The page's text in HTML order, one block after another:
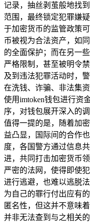
记录，抽丝剥茧般地找
范围，最终锁定犯罪嫌
于加密货币的监管政策
币被视为合法资产，如
的全面保护；而在另一
严格限制，甚至被明令
及到违法犯罪活动时，
在洗钱、诈骗、非法集
使用imtoken钱包进行资
序，对钱包展开深入的
值得一提的是，随着加
益凸显，国际间的合作
度，各国警方通过信息
进，共同打击加密货币
严密的法网，使得即使
进行逃避，也难以逃脱
为自己的罪行付出应有
匿名性，但这并不意味
并非无法查到与之相关